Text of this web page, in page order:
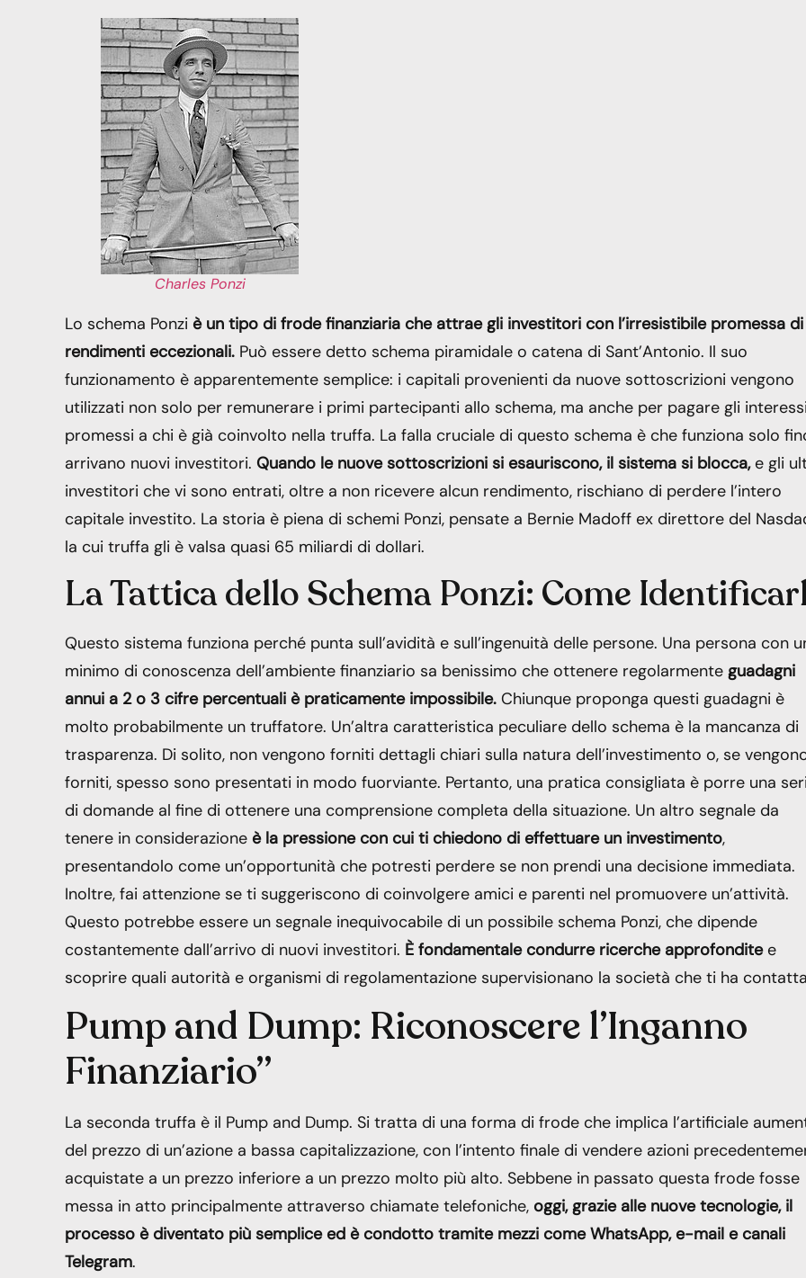
Charles Ponzi
Lo schema Ponzi è un tipo di frode finanziaria che attrae gli investitori con l’irresistibile promessa di
rendimenti eccezionali. Può essere detto schema piramidale o catena di Sant’Antonio. Il suo
funzionamento è apparentemente semplice: i capitali provenienti da nuove sottoscrizioni vengono
utilizzati non solo per remunerare i primi partecipanti allo schema, ma anche per pagare gli interessi
promessi a chi è già coinvolto nella truffa. La falla cruciale di questo schema è che funziona solo
arrivano nuovi investitori. Quando le nuove sottoscrizioni si esauriscono, il sistema si blocca,e gli
investitori che vi sono entrati, oltre a non ricevere alcun rendimento, rischiano di perdere l’intero
capitale investito. La storia è piena di schemi Ponzi, pensate a Bernie Madoff ex direttore del
la cui truffa gli è valsa quasi 65 miliardi di dollari.
La Tattica dello Schema Ponzi: Come
Questo sistema funziona perché punta sull’avidità e sull’ingenuità delle persone. Una persona con
minimo di conoscenza dell’ambiente finanziario sa benissimo che ottenere regolarmente guadagni
annui a 2 o 3 cifre percentuali è praticamente impossibile. Chiunque proponga questi guadagni è
molto probabilmente un truffatore. Un’altra caratteristica peculiare dello schema è la mancanza di
trasparenza. Di solito, non vengono forniti dettagli chiari sulla natura dell’investimento o, se
forniti, spesso sono presentati in modo fuorviante. Pertanto, una pratica consigliata è porre una
di domande al fine di ottenere una comprensione completa della situazione. Un altro segnale da
tenere in considerazione è la pressione con cui ti chiedono di effettuare un investimento,
presentandolo come un’opportunità che potresti perdere se non prendi una decisione immediata.
Inoltre, fai attenzione se ti suggeriscono di coinvolgere amici e parenti nel promuovere un’attività.
Questo potrebbe essere un segnale inequivocabile di un possibile schema Ponzi, che dipende
costantemente dall’arrivo di nuovi investitori. È fondamentale condurre ricerche approfonditee
scoprire quali autorità e organismi di regolamentazione supervisionano la società che ti ha
Pump and Dump: Riconoscere l’Inganno
Finanziario”
La seconda truffa è il Pump and Dump. Si tratta di una forma di frode che implica l’artificiale
del prezzo di un’azione a bassa capitalizzazione, con l’intento finale di vendere azioni
acquistate a un prezzo inferiore a un prezzo molto più alto. Sebbene in passato questa frode fosse
messa in atto principalmente attraverso chiamate telefoniche, oggi, grazie alle nuove tecnologie, il
processo è diventato più semplice ed è condotto tramite mezzi come WhatsApp, e-mail e canali
Telegram.